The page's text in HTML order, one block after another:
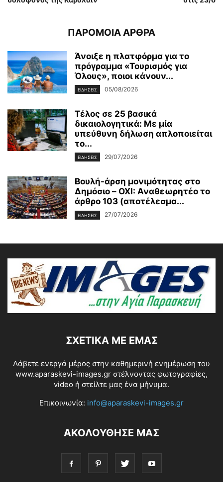
ΠΑΡΟΜΟΙΑ ΑΡΘΡΑ
Άνοιξε η πλατφόρμα για το
πρόγραμμα «Τουρισμός για
Όλους», ποιοι κάνουν...
ΕΙΔΗΣΕΙΣ 05/08/2026
Τέλος σε 25 βασικά
δικαιολογητικά: Με μία
υπεύθυνη δήλωση απλοποιείται
το...
ΕΙΔΗΣΕΙΣ 29/07/2026
Βουλή-άρση μονιμότητας στο
Δημόσιο – OXI: Αναθεωρητέο το
άρθρο 103 (αποτέλεσμα...
ΕΙΔΗΣΕΙΣ 27/07/2026
ΣΧΕΤΙΚΆ ΜΕ ΕΜΆΣ
Λάβετε ενεργά μέρος στην καθημερινή ενημέρωση του
www.aparaskevi-images.gr στέλνοντας φωτογραφίες,
video ή στείλτε μας ένα μήνυμα.
Επικοινωνία: info@aparaskevi-images.gr
ΑΚΟΛΟΥΘΗΣΕ ΜΑΣ